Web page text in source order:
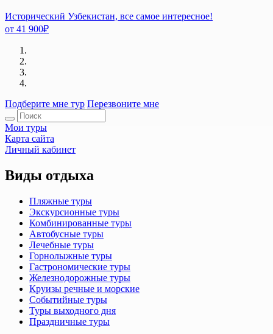
Исторический Узбекистан, все самое интересное!
от 41 900₽
Подберите мне тур Перезвоните мне
Мои туры
Карта сайта
Личный кабинет
Виды отдыха
Пляжные туры
Экскурсионные туры
Комбинированные туры
Автобусные туры
Лечебные туры
Горнолыжные туры
Гастрономические туры
Железнодорожные туры
Круизы речные и морские
Событийные туры
Туры выходного дня
Праздничные туры